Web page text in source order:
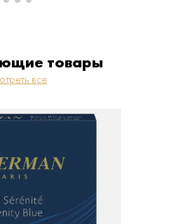
товары
все